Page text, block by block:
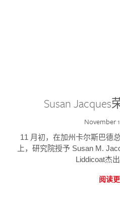
Susan
November
11 月初，在加州卡尔斯巴德
上，研究院授予 Susan M.
Liddicoat杰
阅读